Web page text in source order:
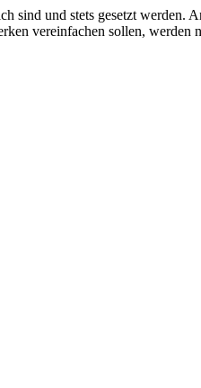
sind und stets gesetzt
vereinfachen sollen, werden